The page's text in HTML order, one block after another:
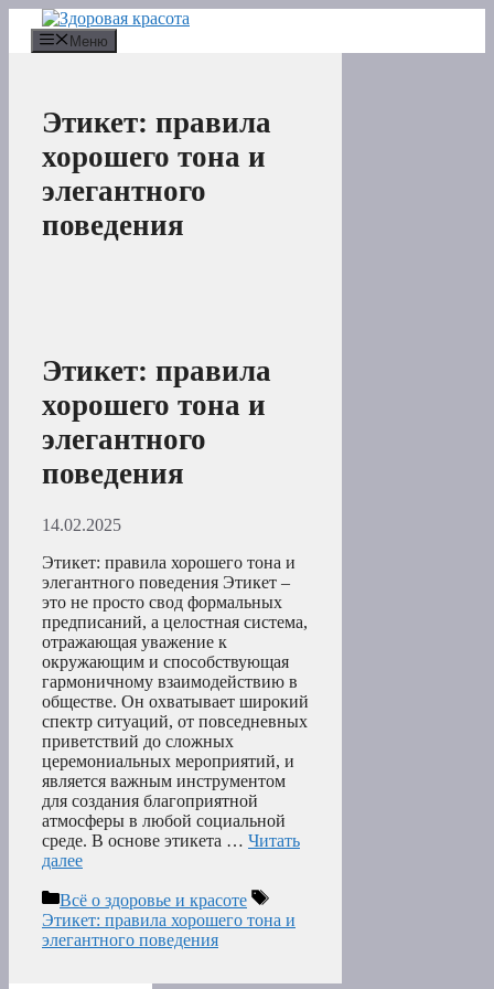
Перейти
содержимому
Меню
Этикет: правила
хорошего тона и
элегантного
поведения
Этикет: правила
хорошего тона и
элегантного
поведения
14.02.2025
Этикет: правила хорошего тона и
элегантного поведения Этикет –
это не просто свод формальных
предписаний, а целостная система,
отражающая уважение к
окружающим и способствующая
гармоничному взаимодействию в
обществе. Он охватывает широкий
спектр ситуаций, от повседневных
приветствий до сложных
церемониальных мероприятий, и
является важным инструментом
для создания благоприятной
атмосферы в любой социальной
среде. В основе этикета … Читать
далее
Рубрики
Всё о здоровье и красоте
Метки
Этикет: правила хорошего тона и
элегантного поведения